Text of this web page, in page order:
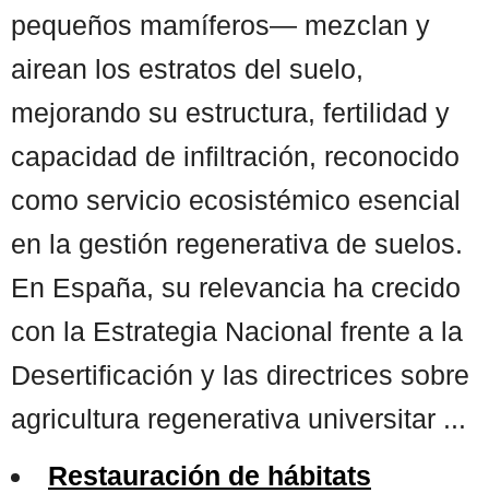
pequeños mamíferos— mezclan y
airean los estratos del suelo,
mejorando su estructura, fertilidad y
capacidad de infiltración, reconocido
como servicio ecosistémico esencial
en la gestión regenerativa de suelos.
En España, su relevancia ha crecido
con la Estrategia Nacional frente a la
Desertificación y las directrices sobre
agricultura regenerativa universitar ...
Restauración de hábitats